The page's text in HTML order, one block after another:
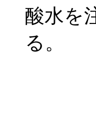
酸水を
る。